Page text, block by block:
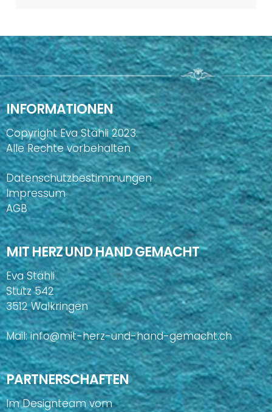
INFORMATIONEN
Copyright Eva Stähli 2023.
Alle Rechte vorbehalten
Datenschutzbestimmungen
Impressum
AGB
MIT HERZ UND HAND GEMACHT
Eva Stähli
Stutz 542
3512 Walkringen
Mail:info@mit-herz-und-hand-gemacht.ch
PARTNERSCHAFTEN
Im Designteam vom